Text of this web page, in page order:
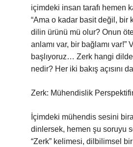
içimdeki insan tarafı hemen
“Ama o kadar basit değil, bir
dilin ürünü mü olur? Onun
anlamı var, bir bağlamı var!”
başlıyoruz… Zerk hangi
nedir? Her iki bakış açısını
Zerk: Mühendislik
İçimdeki mühendis sesini
dinlersek, hemen şu soruyu
“Zerk” kelimesi, dilbilimsel